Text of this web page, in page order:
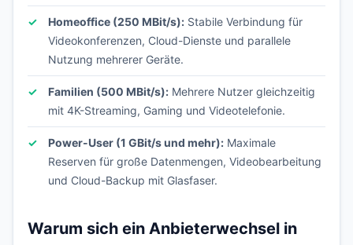
Homeoffice (250 MBit/s): Stabile Verbindung für
Videokonferenzen, Cloud-Dienste und parallele
Nutzung mehrerer Geräte.
Familien (500 MBit/s): Mehrere Nutzer gleichzeitig
mit 4K-Streaming, Gaming und Videotelefonie.
Power-User (1 GBit/s und mehr): Maximale
Reserven für große Datenmengen, Videobearbeitung
und Cloud-Backup mit Glasfaser.
Warum sich ein Anbieterwechsel in